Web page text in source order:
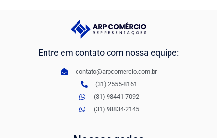
Entre em contato com nossa equipe:
contato@arpcomercio.com.br
(31) 2555-8161
(31) 98441-7092
(31) 98834-2145